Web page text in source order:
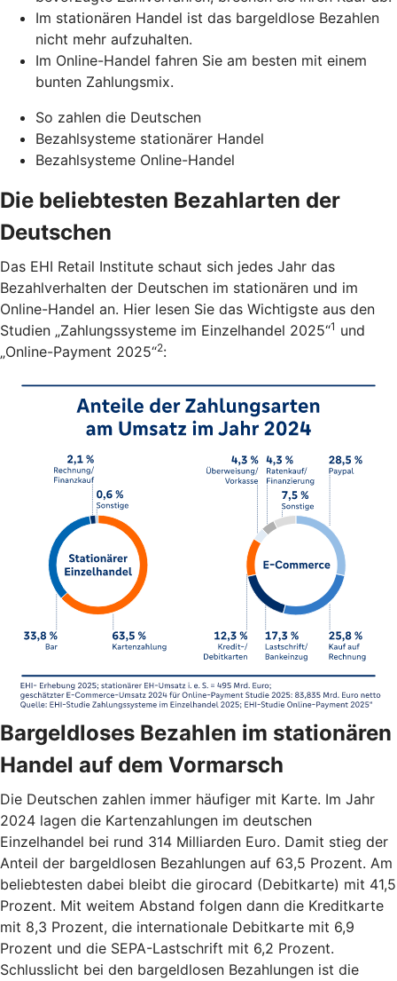
Im stationären Handel ist das bargeldlose Bezahlen
nicht mehr aufzuhalten.
Im Online-Handel fahren Sie am besten mit einem
bunten Zahlungsmix.
So zahlen die Deutschen
Bezahlsysteme stationärer Handel
Bezahlsysteme Online-Handel
Die beliebtesten Bezahlarten der
Deutschen
Das EHI Retail Institute schaut sich jedes Jahr das
Bezahlverhalten der Deutschen im stationären und im
Online-Handel an. Hier lesen Sie das Wichtigste aus den
Studien „Zahlungssysteme im Einzelhandel 2025“1 und
„Online-Payment 2025“2:
Bargeldloses Bezahlen im stationären
Handel auf dem Vormarsch
Die Deutschen zahlen immer häufiger mit Karte. Im Jahr
2024 lagen die Kartenzahlungen im deutschen
Einzelhandel bei rund 314 Milliarden Euro. Damit stieg der
Anteil der bargeldlosen Bezahlungen auf 63,5 Prozent. Am
beliebtesten dabei bleibt die girocard (Debitkarte) mit 41,5
Prozent. Mit weitem Abstand folgen dann die Kreditkarte
mit 8,3 Prozent, die internationale Debitkarte mit 6,9
Prozent und die SEPA-Lastschrift mit 6,2 Prozent.
Schlusslicht bei den bargeldlosen Bezahlungen ist die